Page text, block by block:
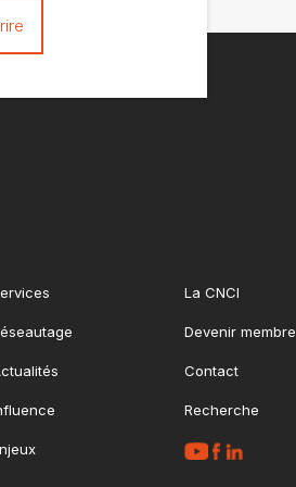
La CNCI
Devenir membre
Contact
Recherche